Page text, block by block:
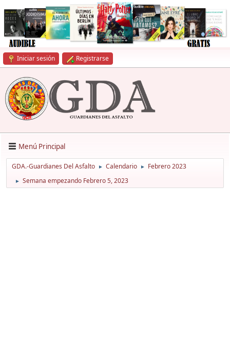
Iniciar sesión Registrarse
Menú Principal
GDA.-Guardianes Del Asfalto ► Calendario ► Febrero 2023
► Semana empezando Febrero 5, 2023